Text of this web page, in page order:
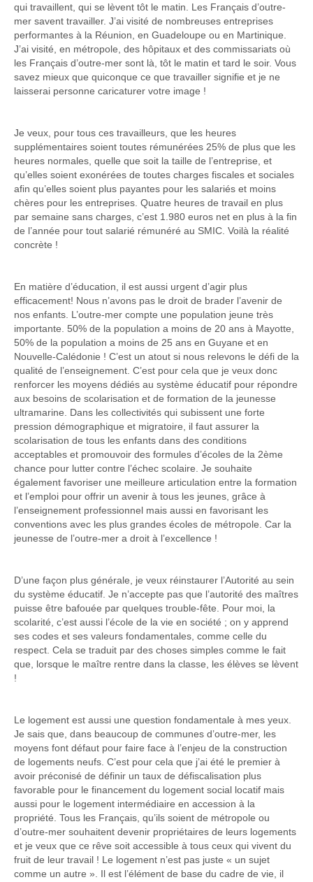
qui travaillent, qui se lèvent tôt le matin. Les Français d’outre-
mer savent travailler. J’ai visité de nombreuses entreprises
performantes à la Réunion, en Guadeloupe ou en Martinique.
J’ai visité, en métropole, des hôpitaux et des commissariats où
les Français d’outre-mer sont là, tôt le matin et tard le soir. Vous
savez mieux que quiconque ce que travailler signifie et je ne
laisserai personne caricaturer votre image !
Je veux, pour tous ces travailleurs, que les heures
supplémentaires soient toutes rémunérées 25% de plus que les
heures normales, quelle que soit la taille de l’entreprise, et
qu’elles soient exonérées de toutes charges fiscales et sociales
afin qu’elles soient plus payantes pour les salariés et moins
chères pour les entreprises. Quatre heures de travail en plus
par semaine sans charges, c’est 1.980 euros net en plus à la fin
de l’année pour tout salarié rémunéré au SMIC. Voilà la réalité
concrète !
En matière d’éducation, il est aussi urgent d’agir plus
efficacement! Nous n’avons pas le droit de brader l’avenir de
nos enfants. L’outre-mer compte une population jeune très
importante. 50% de la population a moins de 20 ans à Mayotte,
50% de la population a moins de 25 ans en Guyane et en
Nouvelle-Calédonie ! C’est un atout si nous relevons le défi de la
qualité de l’enseignement. C’est pour cela que je veux donc
renforcer les moyens dédiés au système éducatif pour répondre
aux besoins de scolarisation et de formation de la jeunesse
ultramarine. Dans les collectivités qui subissent une forte
pression démographique et migratoire, il faut assurer la
scolarisation de tous les enfants dans des conditions
acceptables et promouvoir des formules d’écoles de la 2ème
chance pour lutter contre l’échec scolaire. Je souhaite
également favoriser une meilleure articulation entre la formation
et l’emploi pour offrir un avenir à tous les jeunes, grâce à
l’enseignement professionnel mais aussi en favorisant les
conventions avec les plus grandes écoles de métropole. Car la
jeunesse de l’outre-mer a droit à l’excellence !
D’une façon plus générale, je veux réinstaurer l’Autorité au sein
du système éducatif. Je n’accepte pas que l’autorité des maîtres
puisse être bafouée par quelques trouble-fête. Pour moi, la
scolarité, c’est aussi l’école de la vie en société ; on y apprend
ses codes et ses valeurs fondamentales, comme celle du
respect. Cela se traduit par des choses simples comme le fait
que, lorsque le maître rentre dans la classe, les élèves se lèvent
!
Le logement est aussi une question fondamentale à mes yeux.
Je sais que, dans beaucoup de communes d’outre-mer, les
moyens font défaut pour faire face à l’enjeu de la construction
de logements neufs. C’est pour cela que j’ai été le premier à
avoir préconisé de définir un taux de défiscalisation plus
favorable pour le financement du logement social locatif mais
aussi pour le logement intermédiaire en accession à la
propriété. Tous les Français, qu’ils soient de métropole ou
d’outre-mer souhaitent devenir propriétaires de leurs logements
et je veux que ce rêve soit accessible à tous ceux qui vivent du
fruit de leur travail ! Le logement n’est pas juste « un sujet
comme un autre ». Il est l’élément de base du cadre de vie, il